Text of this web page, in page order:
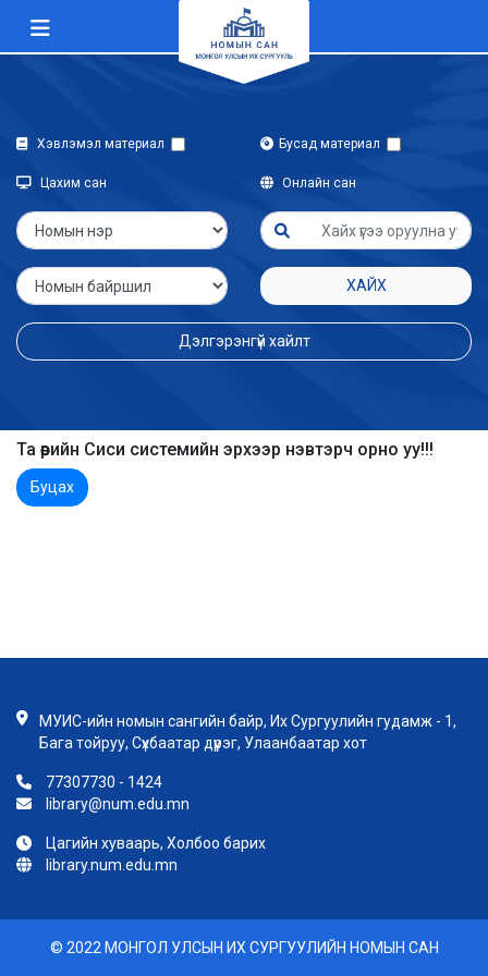
Хэвлэмэл материал Бусад материал
Цахим сан Онлайн сан
ХАЙХ
Дэлгэрэнгүй хайлт
Та өөрийн Сиси системийн эрхээр нэвтэрч орно уу!!!
Буцах
МУИС-ийн номын сангийн байр, Их Сургуулийн гудамж - 1,
Бага тойруу, Сүхбаатар дүүрэг, Улаанбаатар хот
77307730 - 1424
library@num.edu.mn
Цагийн хуваарь, Холбоо барих
library.num.edu.mn
© 2022 МОНГОЛ УЛСЫН ИХ СУРГУУЛИЙН НОМЫН САН